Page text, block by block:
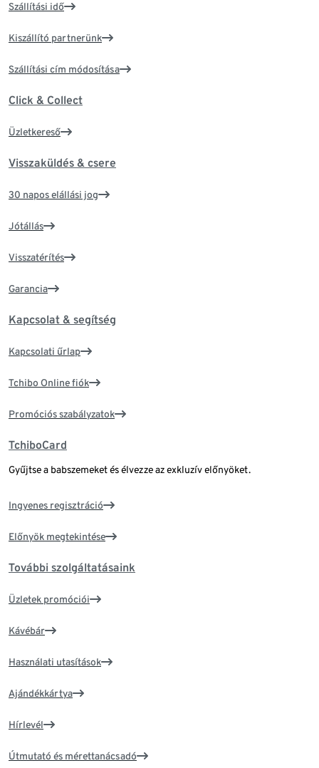
Szállítási idő
Kiszállító partnerünk
Szállítási cím módosítása
Click & Collect
Üzletkereső
Visszaküldés & csere
30 napos elállási jog
Jótállás
Visszatérítés
Garancia
Kapcsolat & segítség
Kapcsolati űrlap
Tchibo Online fiók
Promóciós szabályzatok
TchiboCard
Gyűjtse a babszemeket és élvezze az exkluzív előnyöket.
Ingyenes regisztráció
Előnyök megtekintése
További szolgáltatásaink
Üzletek promóciói
Kávébár
Használati utasítások
Ajándékkártya
Hírlevél
Útmutató és mérettanácsadó